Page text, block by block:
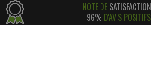
NOTE DE SATISFACTION
96% D'AVIS POSITIFS